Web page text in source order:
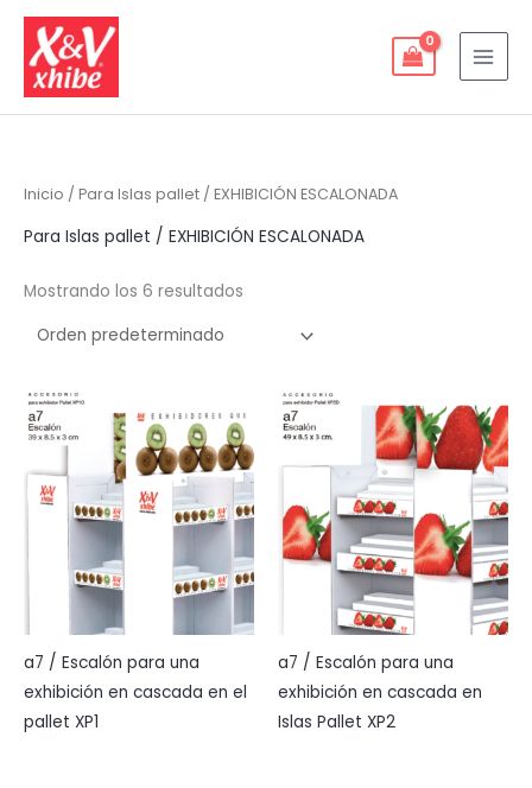
contenido
Inicio / Para Islas pallet / EXHIBICIÓN ESCALONADA
Para Islas pallet / EXHIBICIÓN ESCALONADA
Mostrando los 6 resultados
a7 / Escalón para una
exhibición en cascada en el
pallet XP1
a7 / Escalón para una
exhibición en cascada en
Islas Pallet XP2